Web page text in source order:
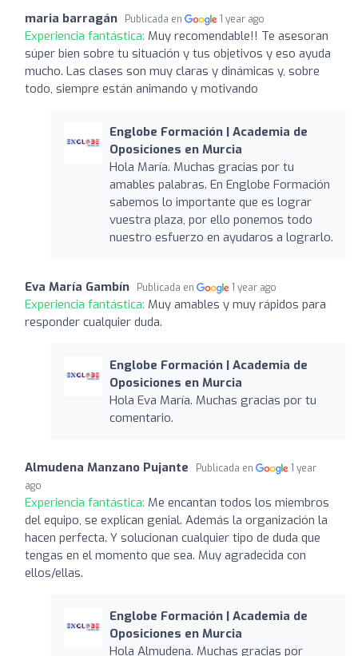
maria barragán Publicada en 1 year ago
Experiencia fantástica: Muy recomendable!! Te asesoran
súper bien sobre tu situación y tus objetivos y eso ayuda
mucho. Las clases son muy claras y dinámicas y, sobre
todo, siempre están animando y motivando
Englobe Formación | Academia de
Oposiciones en Murcia
Hola María. Muchas gracias por tu
amables palabras. En Englobe Formación
sabemos lo importante que es lograr
vuestra plaza, por ello ponemos todo
nuestro esfuerzo en ayudaros a lograrlo.
Eva María Gambín Publicada en 1 year ago
Experiencia fantástica: Muy amables y muy rápidos para
responder cualquier duda.
Englobe Formación | Academia de
Oposiciones en Murcia
Hola Eva María. Muchas gracias por tu
comentario.
Almudena Manzano Pujante Publicada en
1 year
ago
Experiencia fantástica: Me encantan todos los miembros
del equipo, se explican genial. Además la organización la
hacen perfecta. Y solucionan cualquier tipo de duda que
tengas en el momento que sea. Muy agradecida con
ellos/ellas.
Englobe Formación | Academia de
Oposiciones en Murcia
Hola Almudena. Muchas gracias por